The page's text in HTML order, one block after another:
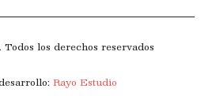
los derechos reservados
Rayo Estudio